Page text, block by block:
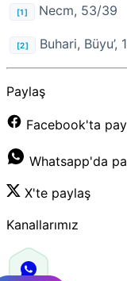
[1] Necm, 53/39
[2] Buhari, Büyu’,
Paylaş
Facebook'ta
Whatsapp'da
X'te paylaş
Kanallarımız